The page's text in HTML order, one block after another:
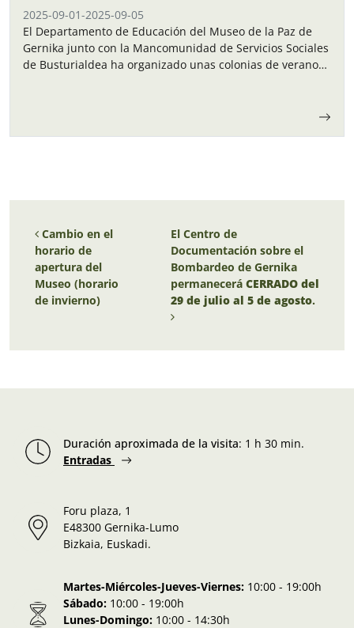
2025-09-01-2025-09-05
El Departamento de Educación del Museo de la Paz de
Gernika junto con la Mancomunidad de Servicios Sociales
de Busturialdea ha organizado unas colonias de verano
Navegación de entradas
Cambio en el
horario de
apertura del
Museo (horario
de invierno)
El Centro de
Documentación sobre el
Bombardeo de Gernika
permanecerá CERRADO del
29 de julio al 5 de agosto.
Duración aproximada de la visita: 1 h 30 min.
Entradas
Foru plaza, 1
E48300 Gernika-Lumo
Bizkaia, Euskadi.
Martes-Miércoles-Jueves-Viernes: 10:00 - 19:00h
Sábado: 10:00 - 19:00h
Lunes-Domingo: 10:00 - 14:30h